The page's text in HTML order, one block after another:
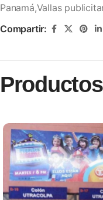
Panamá,Vallas
Compartir: